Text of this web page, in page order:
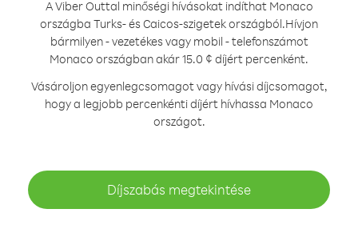
A Viber Outtal minőségi hívásokat indíthat Monaco
országba Turks- és Caicos-szigetek országból.Hívjon
bármilyen - vezetékes vagy mobil - telefonszámot
Monaco országban akár 15.0 ¢ díjért percenként.
Vásároljon egyenlegcsomagot vagy hívási díjcsomagot,
hogy a legjobb percenkénti díjért hívhassa Monaco
országot.
Díjszabás megtekintése